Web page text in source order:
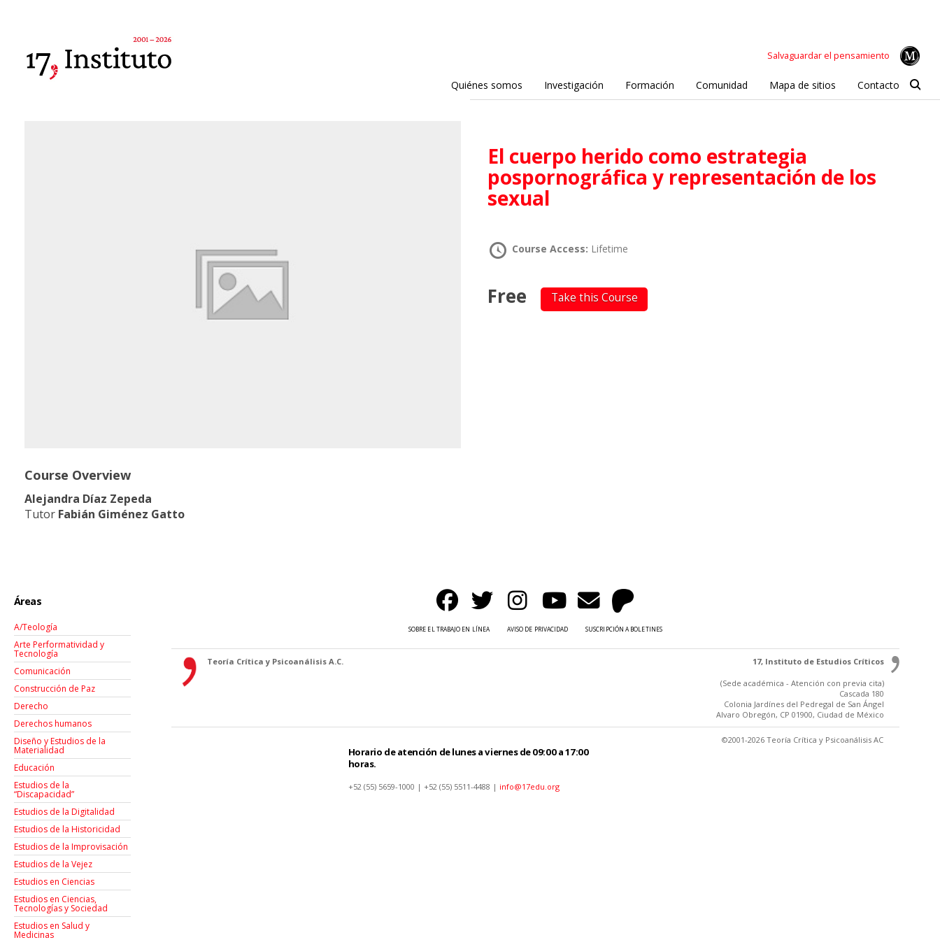
Salvaguardar el pensamiento
Quiénes somos Investigación Formación Comunidad Mapa de sitios Contacto
El cuerpo herido como estrategia
pospornográfica y representación de los
sexual
Course Access: Lifetime
Free Take this Course
Course Overview
Alejandra Díaz Zepeda
Tutor Fabián Giménez Gatto
Áreas
A/Teología
Arte Performatividad y
Tecnología
Comunicación
Construcción de Paz
Derecho
Derechos humanos
Diseño y Estudios de la
Materialidad
Educación
Estudios de la
“Discapacidad”
Estudios de la Digitalidad
Estudios de la Historicidad
Estudios de la Improvisación
Estudios de la Vejez
Estudios en Ciencias
Estudios en Ciencias,
Tecnologías y Sociedad
Estudios en Salud y
Medicinas
SOBRE EL TRABAJO EN LÍNEA AVISO DE PRIVACIDAD SUSCRIPCIÓN A BOLETINES
Teoría Crítica y Psicoanálisis A.C. 17, Instituto de Estudios Críticos
(Sede académica - Atención con previa cita)
Cascada 180
Colonia Jardínes del Pedregal de San Ángel
Alvaro Obregón, CP 01900, Ciudad de México
Horario de atención de lunes a viernes de 09:00 a 17:00
horas.
+52 (55) 5659-1000 | +52 (55) 5511-4488 | info@17edu.org
©2001-2026 Teoría Crítica y Psicoanálisis AC